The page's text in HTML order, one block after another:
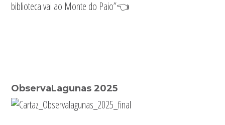
biblioteca vai ao Monte do Paio”👈
ObservaLagunas 2025